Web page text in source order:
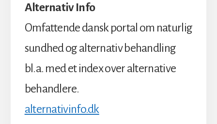
Alternativ Info
Omfattende dansk portal om naturlig
sundhed og alternativ behandling
bl.a. med et index over alternative
behandlere.
alternativinfo.dk